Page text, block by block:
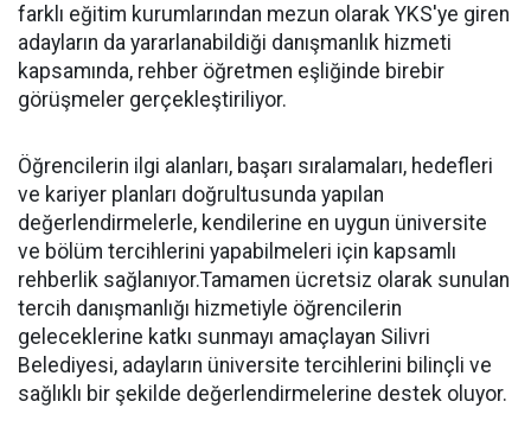
farklı eğitim kurumlarından mezun olarak YKS'ye giren
adayların da yararlanabildiği danışmanlık hizmeti
kapsamında, rehber öğretmen eşliğinde birebir
görüşmeler gerçekleştiriliyor.
Öğrencilerin ilgi alanları, başarı sıralamaları, hedefleri
ve kariyer planları doğrultusunda yapılan
değerlendirmelerle, kendilerine en uygun üniversite
ve bölüm tercihlerini yapabilmeleri için kapsamlı
rehberlik sağlanıyor.Tamamen ücretsiz olarak sunulan
tercih danışmanlığı hizmetiyle öğrencilerin
geleceklerine katkı sunmayı amaçlayan Silivri
Belediyesi, adayların üniversite tercihlerini bilinçli ve
sağlıklı bir şekilde değerlendirmelerine destek oluyor.